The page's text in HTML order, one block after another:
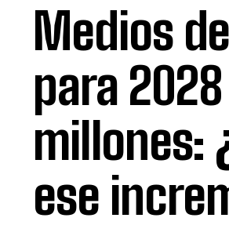
Medios
para
millones:
ese